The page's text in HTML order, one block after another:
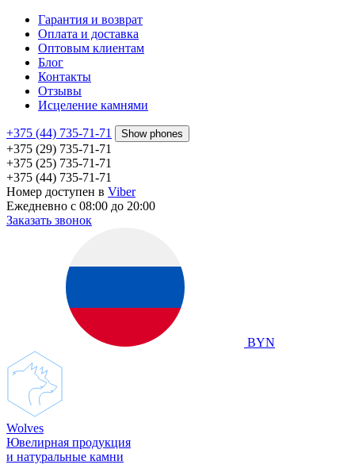
Гарантия и возврат
Оплата и доставка
Оптовым клиентам
Блог
Контакты
Отзывы
Исцеление камнями
+375 (44) 735-71-71 Show phones
+375 (29) 735-71-71
+375 (25) 735-71-71
+375 (44) 735-71-71
Номер доступен в Viber
Ежедневно с 08:00 до 20:00
Заказать звонок
BYN
Wolves
Ювелирная продукция
и натуральные камни